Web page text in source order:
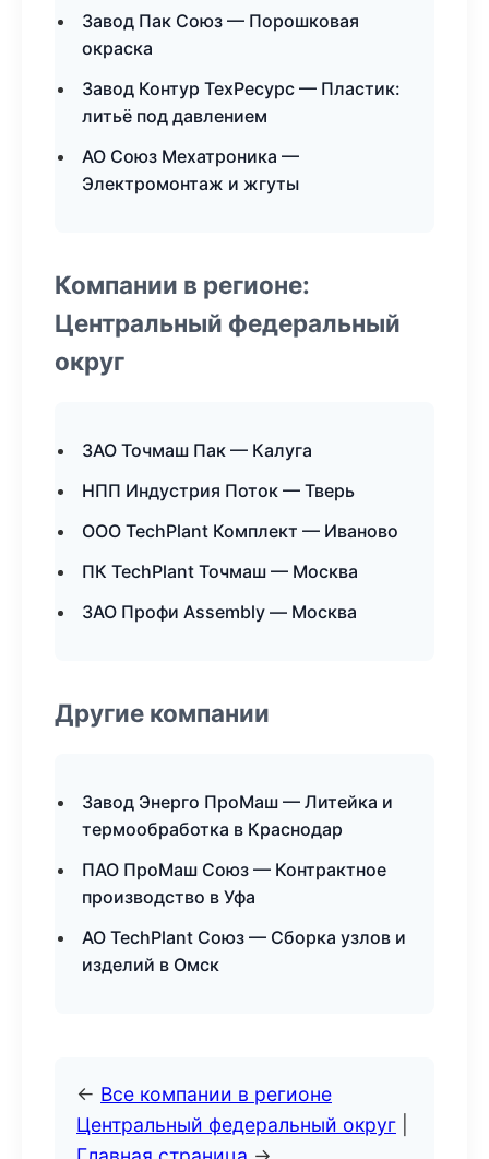
Завод Пак Союз — Порошковая
окраска
Завод Контур ТехРесурс — Пластик:
литьё под давлением
АО Союз Мехатроника —
Электромонтаж и жгуты
Компании в регионе:
Центральный федеральный
округ
ЗАО Точмаш Пак — Калуга
НПП Индустрия Поток — Тверь
ООО TechPlant Комплект — Иваново
ПК TechPlant Точмаш — Москва
ЗАО Профи Assembly — Москва
Другие компании
Завод Энерго ПроМаш — Литейка и
термообработка в Краснодар
ПАО ПроМаш Союз — Контрактное
производство в Уфа
АО TechPlant Союз — Сборка узлов и
изделий в Омск
← Все компании в регионе
Центральный федеральный округ